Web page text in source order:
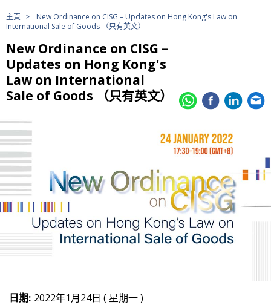
主頁 >
New Ordinance on CISG – Updates on Hong Kong's Law on
International Sale of Goods （只有英文）
New Ordinance on CISG –
Updates on Hong Kong's
Law on International
Sale of Goods （只有英文）
日期: 2022年1月24日 ( 星期一 )